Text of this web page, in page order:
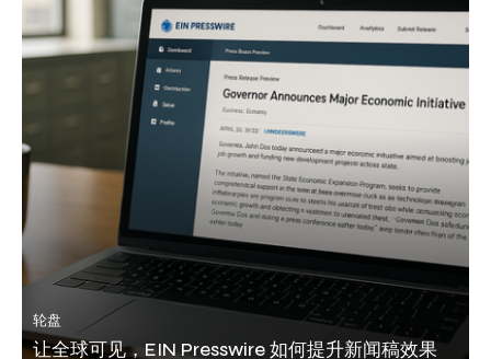
轮盘
让全球可见，EIN Presswire 如何提升新闻稿效果